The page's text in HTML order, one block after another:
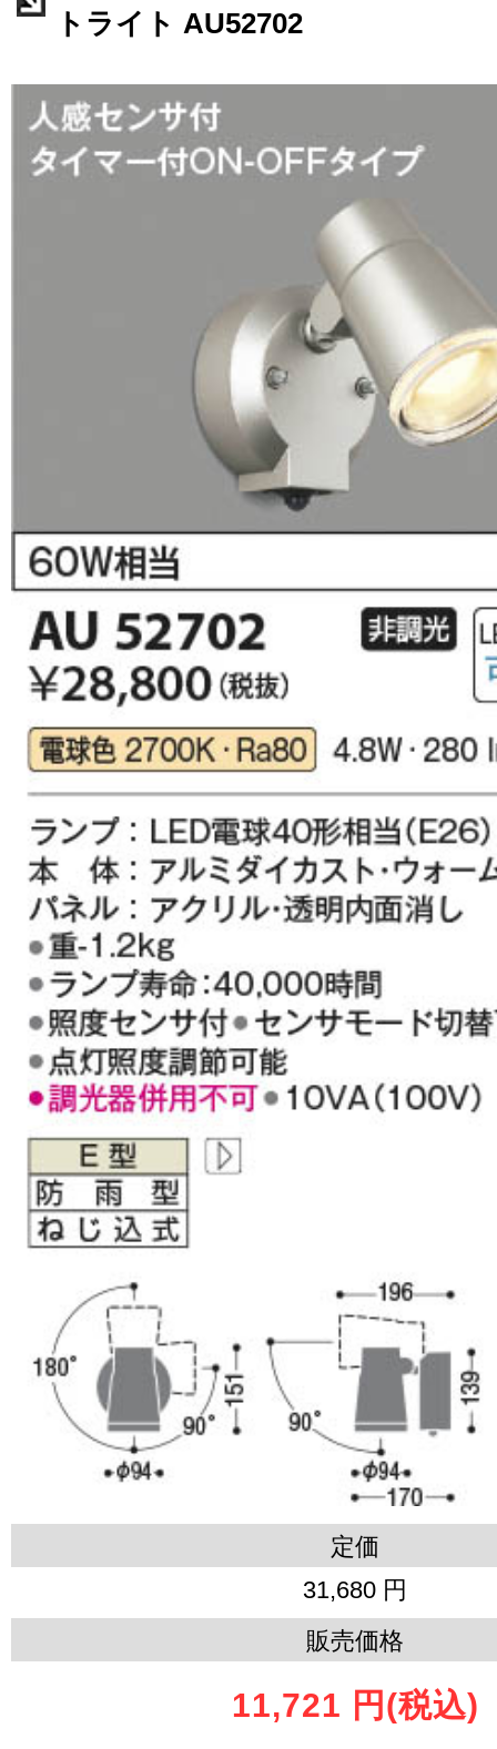
トライト AU52702
定価
31,680 円
販売価格
11,721 円 (税込)